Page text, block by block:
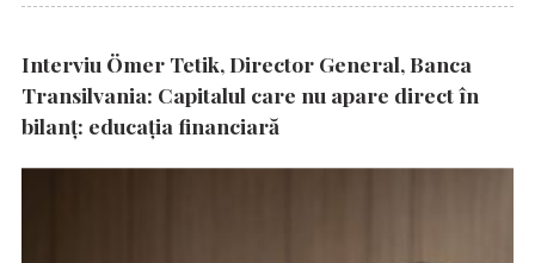
Interviu Ömer Tetik, Director General, Banca
Transilvania: Capitalul care nu apare direct în
bilanț: educația financiară